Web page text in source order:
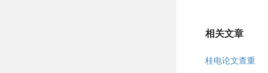
相关文章
桂电论文查重